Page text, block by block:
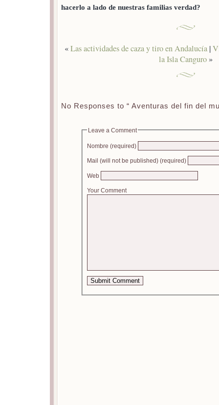
hacerlo a lado de nuestras familias verdad?
«Las actividades de caza y tiro en Andalucía|
la Isla Canguro »
No Responses to “ Aventuras del fin del
Leave a Comment
Nombre (required)
Mail (will not be published) (required)
Web
Your Comment